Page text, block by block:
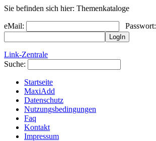
Sie befinden sich hier: Themenkataloge
eMail: Passwort:
Link-Zentrale
Suche:
Startseite
MaxiAdd
Datenschutz
Nutzungsbedingungen
Faq
Kontakt
Impressum